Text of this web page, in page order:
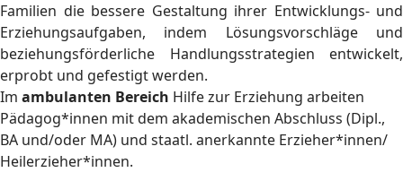
Familien die bessere Gestaltung ihrer Entwicklungs- und
Erziehungsaufgaben, indem Lösungsvorschläge und
beziehungsförderliche Handlungsstrategien entwickelt,
erprobt und gefestigt werden.
Im ambulanten Bereich Hilfe zur Erziehung arbeiten
Pädagog*innen mit dem akademischen Abschluss (Dipl.,
BA und/oder MA) und staatl. anerkannte Erzieher*innen/
Heilerzieher*innen.